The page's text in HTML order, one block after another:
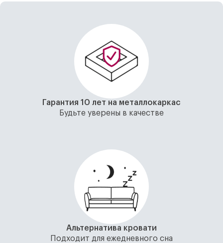
Гарантия 10 лет на металлокаркас
Будьте уверены в качестве
Альтернатива кровати
Подходит для ежедневного сна